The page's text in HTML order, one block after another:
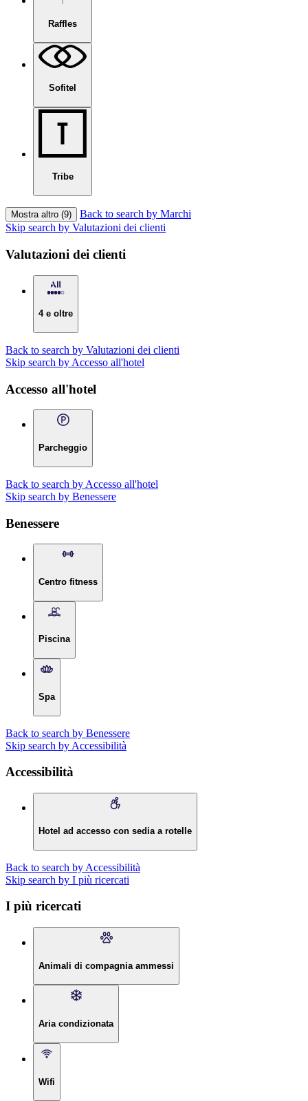
Raffles
Sofitel
Tribe
Mostra altro (9)
Back to search by Marchi
Skip search by Valutazioni dei clienti
Valutazioni dei clienti
4 e oltre
Back to search by Valutazioni dei clienti
Skip search by Accesso all'hotel
Accesso all'hotel
Parcheggio
Back to search by Accesso all'hotel
Skip search by Benessere
Benessere
Centro fitness
Piscina
Spa
Back to search by Benessere
Skip search by Accessibilità
Accessibilità
Hotel ad accesso con sedia a rotelle
Back to search by Accessibilità
Skip search by I più ricercati
I più ricercati
Animali di compagnia ammessi
Aria condizionata
Wifi